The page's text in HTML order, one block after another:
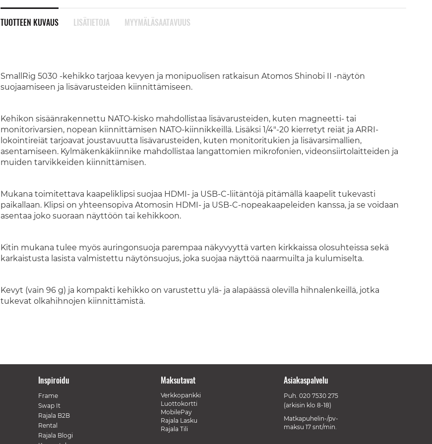
TUOTTEEN KUVAUS
SmallRig 5030 -kehikko tarjoaa kevyen ja monipuolisen ratkaisun Atomos Shinobi II -näytön
suojaamiseen ja lisävarusteiden kiinnittämiseen.
Kehikon sisäänrakennettu NATO-kisko mahdollistaa lisävarusteiden, kuten magneetti- tai
monitorivarsien, nopean kiinnittämisen NATO-kiinnikkeillä. Lisäksi 1/4"-20 kierretyt reiät ja ARRI-
lokointireiät tarjoavat joustavuutta lisävarusteiden, kuten monitoritukien ja lisävarsimallien,
asentamiseen. Kylmäkenkäkiinnike mahdollistaa langattomien mikrofonien, videonsiirtolaitteiden ja
muiden tarvikkeiden kiinnittämisen.
Mukana toimitettava kaapeliklipsi suojaa HDMI- ja USB-C-liitäntöjä pitämällä kaapelit tukevasti
paikallaan. Klipsi on yhteensopiva Atomosin HDMI- ja USB-C-nopeakaapeleiden kanssa, ja se voidaan
asentaa joko suoraan näyttöön tai kehikkoon.
Kitin mukana tulee myös auringonsuoja parempaa näkyvyyttä varten kirkkaissa olosuhteissa sekä
karkaistusta lasista valmistettu näytönsuojus, joka suojaa näyttöä naarmuilta ja kulumiselta.
Kevyt (vain 96 g) ja kompakti kehikko on varustettu ylä- ja alapäässä olevilla hihnalenkeillä, jotka
tukevat olkahihnojen kiinnittämistä.
LISÄTIETOJA MYYMÄLÄSAATAVUUS
Inspiroidu
Frame
Swap It
Rajala B2B
Rental
Rajala Blogi
Maksutavat
Verkkopankki
Luottokortti
MobilePay
Rajala Lasku
Rajala Tili
Asiakaspalvelu
Puh. 020 7530 275
(arkisin klo 8-18)
Matkapuhelin-/pv-
maksu 17 snt/min.